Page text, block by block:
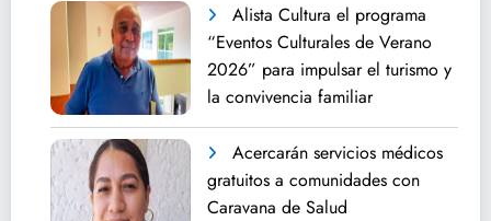
Alista Cultura el programa
“Eventos Culturales de Verano
2026” para impulsar el turismo y
la convivencia familiar
Acercarán servicios médicos
gratuitos a comunidades con
Caravana de Salud